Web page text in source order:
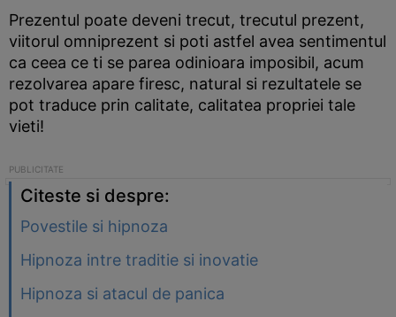
Prezentul poate deveni trecut, trecutul prezent,
viitorul omniprezent si poti astfel avea sentimentul
ca ceea ce ti se parea odinioara imposibil, acum
rezolvarea apare firesc, natural si rezultatele se
pot traduce prin calitate, calitatea propriei tale
vieti!
Citeste si despre:
Povestile si hipnoza
Hipnoza intre traditie si inovatie
Hipnoza si atacul de panica